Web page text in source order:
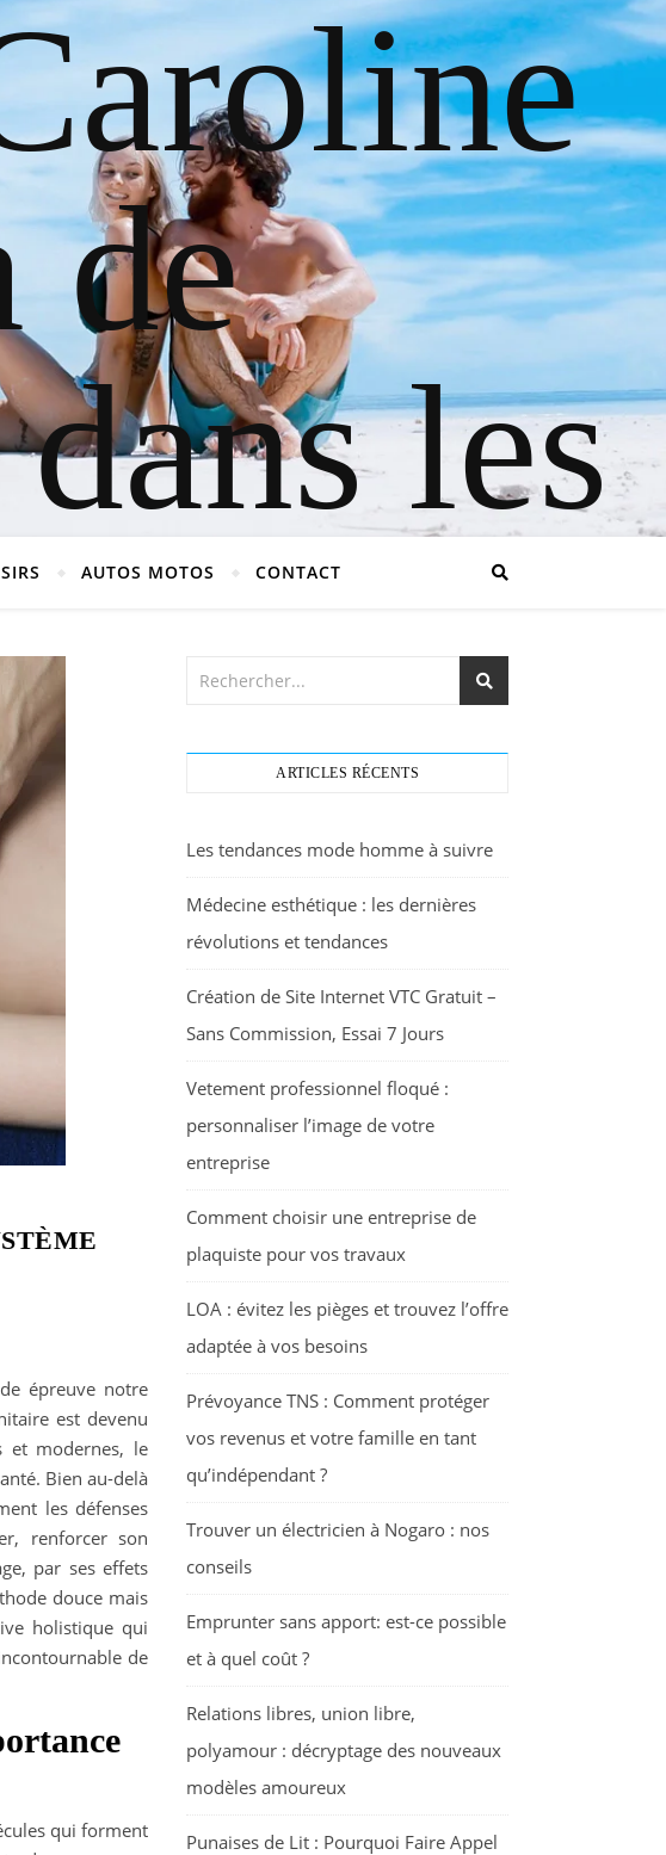
de
les
AUTOS MOTOS CONTACT
épreuve notre
est devenu
et modernes, le
Bien au-delà
les défenses
renforcer son
par ses effets
douce mais
holistique qui
de
qui forment
ARTICLES RÉCENTS
Les tendances mode homme à suivre
Médecine esthétique : les dernières
révolutions et tendances
Création de Site Internet VTC Gratuit –
Sans Commission, Essai 7 Jours
Vetement professionnel floqué :
personnaliser l’image de votre
entreprise
Comment choisir une entreprise de
plaquiste pour vos travaux
LOA : évitez les pièges et trouvez l’offre
adaptée à vos besoins
Prévoyance TNS : Comment protéger
vos revenus et votre famille en tant
qu’indépendant ?
Trouver un électricien à Nogaro : nos
conseils
Emprunter sans apport: est-ce possible
et à quel coût ?
Relations libres, union libre,
polyamour : décryptage des nouveaux
modèles amoureux
Punaises de Lit : Pourquoi Faire Appel